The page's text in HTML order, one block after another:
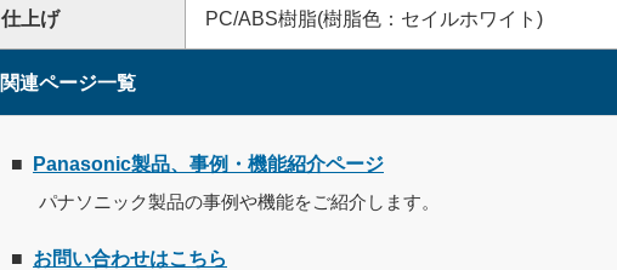
仕上げ PC/ABS樹脂(樹脂色：セイルホワイト)
関連ページ一覧
Panasonic製品、事例・機能紹介ページ
パナソニック製品の事例や機能をご紹介します。
お問い合わせはこちら